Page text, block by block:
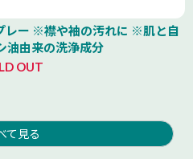
レー ※襟や袖の汚れに ※肌と自
油由来の洗浄成分
OUT
て見る